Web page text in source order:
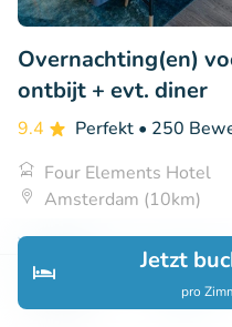
Suchen
Jetzt
pro
Overnachting(en)
ontbijt + evt. diner
9.4 Perfekt • 250
Four Elements Hotel
Amsterdam (10km)
Verkauft: 71